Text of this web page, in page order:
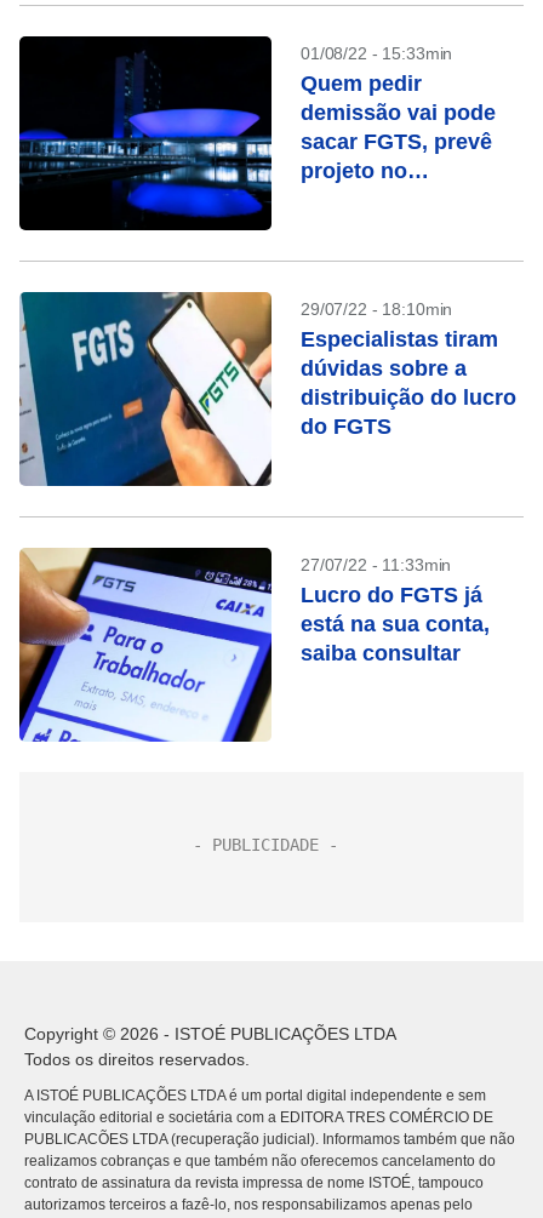
01/08/22 - 15:33min
Quem pedir
demissão vai pode
sacar FGTS, prevê
projeto no
29/07/22 - 18:10min
Especialistas tiram
dúvidas sobre a
distribuição do lucro
do FGTS
27/07/22 - 11:33min
Lucro do FGTS já
está na sua conta,
saiba consultar
Copyright © 2026 - ISTOÉ PUBLICAÇÕES LTDA
Todos os direitos reservados.
A ISTOÉ PUBLICAÇÕES LTDA é um portal digital independente e sem
vinculação editorial e societária com a EDITORA TRES COMÉRCIO DE
PUBLICACÕES LTDA (recuperação judicial). Informamos também que não
realizamos cobranças e que também não oferecemos cancelamento do
contrato de assinatura da revista impressa de nome ISTOÉ, tampouco
autorizamos terceiros a fazê-lo, nos responsabilizamos apenas pelo